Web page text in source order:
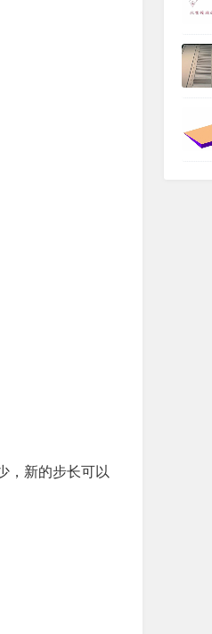
，新的步长可以